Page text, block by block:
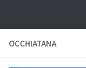
OCCHIATANA